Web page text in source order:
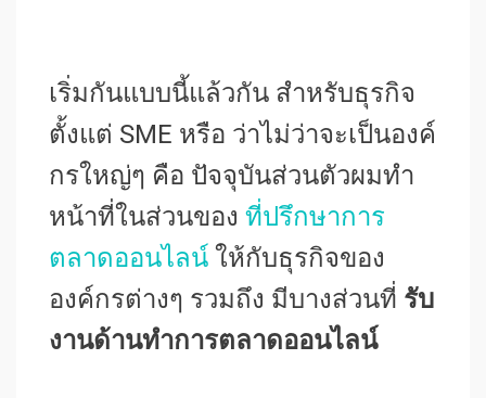
เริ่มกันแบบนี้แล้วกัน สำหรับธุรกิจ
ตั้งแต่ SME หรือ ว่าไม่ว่าจะเป็นองค์
กรใหญ่ๆ คือ ปัจจุบันส่วนตัวผมทำ
หน้าที่ในส่วนของ ที่ปรึกษาการ
ตลาดออนไลน์ ให้กับธุรกิจของ
องค์กรต่างๆ รวมถึง มีบางส่วนที่ รับ
งานด้านทำการตลาดออนไลน์